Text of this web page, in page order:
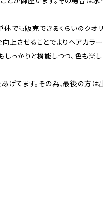
体でも販売できるくらいのクオリ
させることでよりヘアカラ
っかりと機能しつつ、色も楽
げてます。その為、最後の方